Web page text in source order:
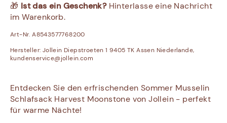
🎁 Ist das ein Geschenk? Hinterlasse eine Nachricht
im Warenkorb.
Art-Nr. A8543577768200
Hersteller: Jollein Diepstroeten 1 9405 TK Assen Niederlande,
kundenservice@jollein.com
Entdecken Sie den erfrischenden Sommer Musselin
Schlafsack Harvest Moonstone von Jollein - perfekt
für warme Nächte!